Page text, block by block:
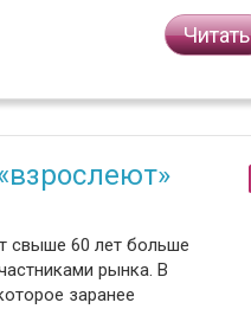
Читать
свыше 60 лет больше
рынка. В
заранее